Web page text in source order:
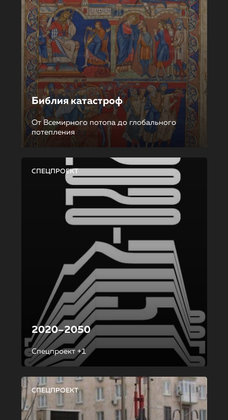
Библия катастроф
От Всемирного потопа до глобального
потепления
СПЕЦПРОЕКТ
2020–2050
Спецпроект +1
СПЕЦПРОЕКТ